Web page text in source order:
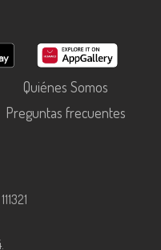
Quiénes Somos
Preguntas frecuentes